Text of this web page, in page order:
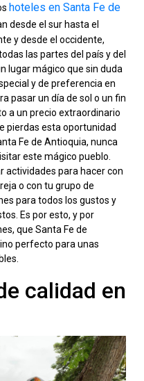
hoteles en Santa Fe de
desde el sur hasta el
y desde el occidente,
las partes del país y del
lugar mágico que sin duda
y de preferencia en
pasar un día de sol o un fin
a un precio extraordinario
pierdas esta oportunidad
Fe de Antioquia, nunca
este mágico pueblo.
actividades para hacer con
o con tu grupo de
para todos los gustos y
Es por esto, y por
que Santa Fe de
perfecto para unas
calidad en